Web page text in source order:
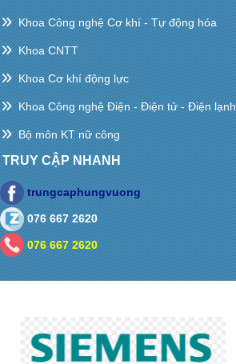
Khoa Công nghệ Cơ khí - Tự động hóa
Khoa CNTT
Khoa Cơ khí động lực
Khoa Công nghệ Điện - Điện tử - Điện lạnh
Bộ môn KT nữ công
TRUY CẬP NHANH
trungcaphungvuong
076 667 2620
076 667 2620